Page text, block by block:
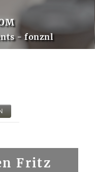
- fonznl
Fritz